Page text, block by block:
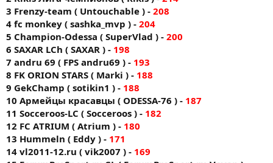
3 Frenzy-team ( Untouchable ) - 208
4 fc monkey ( sashka_mvp ) - 204
5 Champion-Odessa ( SuperVlad ) - 200
6 SAXAR LCh ( SAXAR ) - 198
7 andru 69 ( FPS andru69 ) - 193
8 FK ORION STARS ( Markі ) - 188
9 GekChamp ( sotikin1 ) - 188
10 Армейцы красавцы ( ODESSA-76 ) - 187
11 Socceroos-LC ( Socceroos ) - 182
12 FC AТRIUM ( Atrium ) - 180
13 Hummeln ( Eddy ) - 171
14 vl2011-12.ru ( vik2007 ) - 169